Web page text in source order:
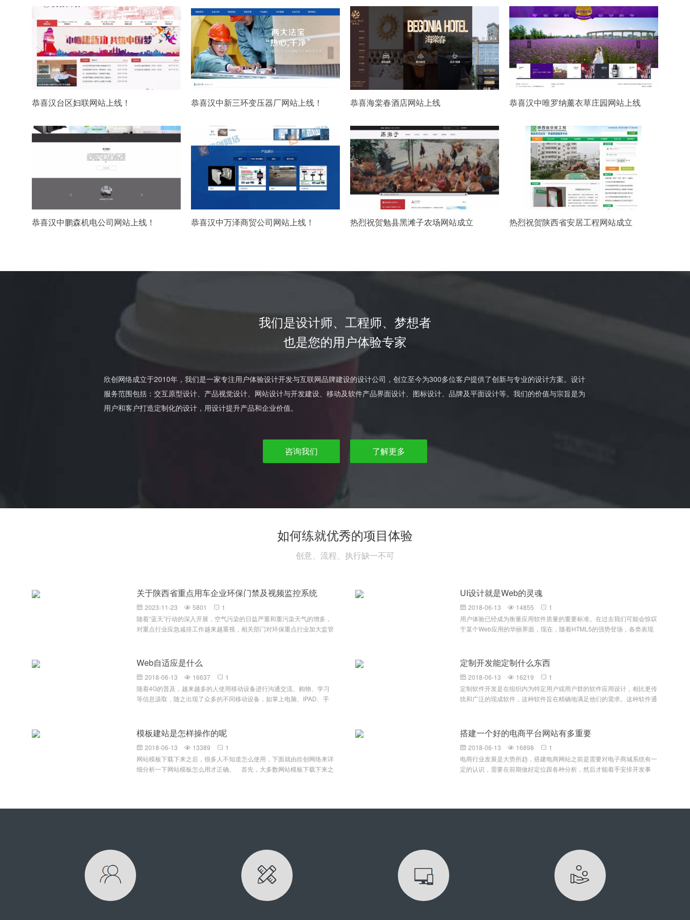
恭喜汉台区妇联网站上线！ 恭喜汉中新三环变压器厂网站上线！ 恭喜海棠春酒店网站上线 恭喜汉中唯罗纳薰衣草庄园网站上线
恭喜汉中鹏森机电公司网站上线！ 恭喜汉中万泽商贸公司网站上线！ 热烈祝贺勉县黑滩子农场网站成立 热烈祝贺陕西省安居工程网站成立
我们是设计师、工程师、梦想者
也是您的用户体验专家
欣创网络成立于2010年，我们是一家专注用户体验设计开发与互联网品牌建设的设计公司，创立至今为300多位客户提供了创新与专业的设计方案。设计
服务范围包括：交互原型设计、产品视觉设计、网站设计与开发建设、移动及软件产品界面设计、图标设计、品牌及平面设计等。我们的价值与宗旨是为
用户和客户打造定制化的设计，用设计提升产品和企业价值。
咨询我们 了解更多
如何练就优秀的项目体验
创意、流程、执行缺一不可
关于陕西省重点用车企业环保门禁及视频监控系统
 2023-11-23  5801  1
随着“蓝天”行动的深入开展，空气污染的日益严重和重污染天气的增多，
对重点行业应急减排工作越来越重视，相关部门对环保重点行业加大监管
台账。环保门禁电子台账及视频监控系统，配合企业门禁系统形成一套合
理并且符合规范的车辆运输监控系统，加强流程自动处理功能，赋予司机
自主处理能力，减少厂内工作人员工作量，不增加企业负担，构建车辆管
控系统实现企业环保随车清单管理，杜绝虚假国五车辆入内。系统内置与
环保、公安部门信息接口，确保车辆信息的准确性与唯一性。企业现有的
标准等数据统计工作和核实工作困难重重。一套符合环保申报标准的门禁
天气应急移动源预案为基础，以重污染天气下进出减排企业大型货运车辆
为管控目标设计，系统提供可扩展接口，集成接口，实现和各级环保部
门、重点运输企业之间车辆进出台账信息上传
UI设计就是Web的灵魂
 2018-06-13  14855  1
用户体验已经成为衡量应用软件质量的重要标准。在过去我们可能会惊叹
于某个Web应用的华丽界面，现在，随着HTML5的强势登场，各类表现
使用传统的、平凡的UI设计风格。富应用已成定局，过去难以实现的效果
在今天看来已如此简单。本文旨在通过借鉴Web界面设计经验，来探寻系
统UI设计的最佳实践。一指导原则概述系统是自描述的 对于好的UI设计
系统应该易于使用。无需阅读额外的文档，系统UI本身就能引导用户选择
正确的道路。尽力隐藏系统复杂度 简约风格的UI更易于用户使用。提示
设计 系统必须清晰地告知用户：他们身在何处？他们寻找的东西在哪
户知道动作尚未发生，提醒用户正处在过程中的哪个阶段。人性化设
计 合适的字体大小，温和的背景
Web自适应是什么
 2018-06-13  16637  1
随着4G的普及，越来越多的人使用移动设备进行沟通交流、购物、学习
等信息汲取，随之出现了众多的不同移动设备，如掌上电脑、IPAD、手
顾各种不同的设备尺寸，像以前根据每个不同尺寸进行固定排版肯定行不
通。原本针对不同设备设计不同网页的方式，不但要花费大量时间、精力
进行重复劳动，且容易出现很多网站维护方面的问题。而自适应作为新的
网页布局方式的出现很好的解决了这一问题，自适应式的网站也会成为未
来主流网站。下面我们谈谈什么是自适应？自适应是指在网页应用到不同
还是文字，都以上下模块方式显示，省略了一些不影响主体展示的次要部
定制开发能定制什么东西
 2018-06-13  16219  1
定制软件开发是在组织内为特定用户或用户群的软件应用设计，相比更传
统和广泛的现成软件，这种软件旨在精确地满足他们的需求。这种软件通
成，这些受众都有着不同但根本上相似的需求。例如，MicrosoftWord被
设计来作为公共开放的对其用户许多不同需求的一个多样化解决方案。不
管怎样，它不像定制软件那样迎合任何特定实体定制软件开发牵涉针对某
个特定实体的软件产品的调试、开发和发布。例如，摩根大通公司创建的
一个App将只能被该公司和它为之设计的部门使用。该软件在设计时谨记
的增强。如果你有一个软件应用程序，旨在提高生产力或满足内部需要，
模板建站是怎样操作的呢
 2018-06-13  13389  1
网站模板下载下来之后，很多人不知道怎么使用，下面就由欣创网络来详
细分析一下网站模板怎么用才正确。 首先，大多数网站模板下载下来之
或者服务器上面就可以访问了 如果你的文件夹里面包含一些动态网页文
后，下载MetInfo的网站模板，解压开就会发现里面有许多的php动态网页
文件，这些我们都不需要管，只需要将下载解压的文件夹：如下方（文件
夹名字可能不一样），可以使用FTP工具上传
搭建一个好的电商平台网站有多重要
 2018-06-13  16898  1
电商行业发展是大势所趋，搭建电商网站之前是需要对电子商城系统有一
定的认识，需要在前期做好定位跟各种分析，然后才能着手安排开发事
电商网站的存在，并吸引过来。其次是电商时代的一个特性，电商网站建
并开始成为日常生活中不可缺少的一部分，所以建设电商网站自然也就很
重要了。电子商务网站建设的好处有哪些：电商网站可谓是集销售、服务
跟资讯一体化的电子商务平台，具有强大的订购功能之外，还能集批发、
零售、团购跟在线支付等功能于一体，这是一个能够让消费者跟商家进行
交易的一个网络平台。搭建电商网站的好处在于可以依托电子商城进行网
络营销活动，并在网上进行商城网站产品的推广；此外，电商网站开发可